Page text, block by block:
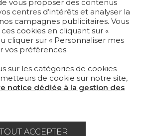
?
vous proposer des contenus
centres d’intérêts et analyser la
campagnes publicitaires. Vous
cookies en cliquant sur «
cliquer sur « Personnaliser mes
vos préférences.
sur les catégories de cookies
de cookie sur notre site,
notice dédiée à la gestion des
TOUT ACCEPTER